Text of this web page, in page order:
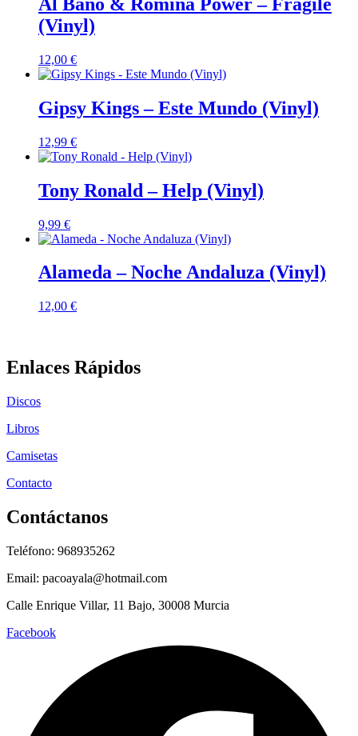
(Vinyl)
12,00 €
Gipsy Kings – Este Mundo (Vinyl)
12,99 €
Tony Ronald – Help (Vinyl)
9,99 €
Alameda – Noche Andaluza (Vinyl)
12,00 €
Enlaces Rápidos
Discos
Libros
Camisetas
Contacto
Contáctanos
Teléfono: 968935262
Email: pacoayala@hotmail.com
Calle Enrique Villar, 11 Bajo, 30008 Murcia
Facebook